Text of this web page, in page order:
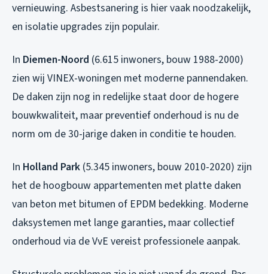
vernieuwing. Asbestsanering is hier vaak noodzakelijk,
en isolatie upgrades zijn populair.
In Diemen-Noord (6.615 inwoners, bouw 1988-2000)
zien wij VINEX-woningen met moderne pannendaken.
De daken zijn nog in redelijke staat door de hogere
bouwkwaliteit, maar preventief onderhoud is nu de
norm om de 30-jarige daken in conditie te houden.
In Holland Park (5.345 inwoners, bouw 2010-2020) zijn
het de hoogbouw appartementen met platte daken
van beton met bitumen of EPDM bedekking. Moderne
daksystemen met lange garanties, maar collectief
onderhoud via de VvE vereist professionele aanpak.